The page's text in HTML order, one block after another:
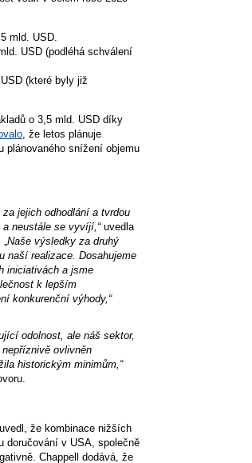
mld. USD.
USD (podléhá schválení
(které byly již
o 3,5 mld. USD díky
, že letos plánuje
plánovaného snížení objemu
jejich odhodlání a tvrdou
neustále se vyvíjí,“uvedla
„Naše výsledky za druhý
naší realizace. Dosahujeme
iniciativách a jsme
k lepším
konkurenční výhody,“
odolnost, ale náš sektor,
ovlivněn
historickým minimům,“
uvedl, že kombinace nižších
doručování v USA, společně
Chappell dodává, že